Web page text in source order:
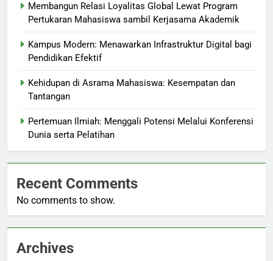
Membangun Relasi Loyalitas Global Lewat Program
Pertukaran Mahasiswa sambil Kerjasama Akademik
Kampus Modern: Menawarkan Infrastruktur Digital bagi
Pendidikan Efektif
Kehidupan di Asrama Mahasiswa: Kesempatan dan
Tantangan
Pertemuan Ilmiah: Menggali Potensi Melalui Konferensi
Dunia serta Pelatihan
Recent Comments
No comments to show.
Archives